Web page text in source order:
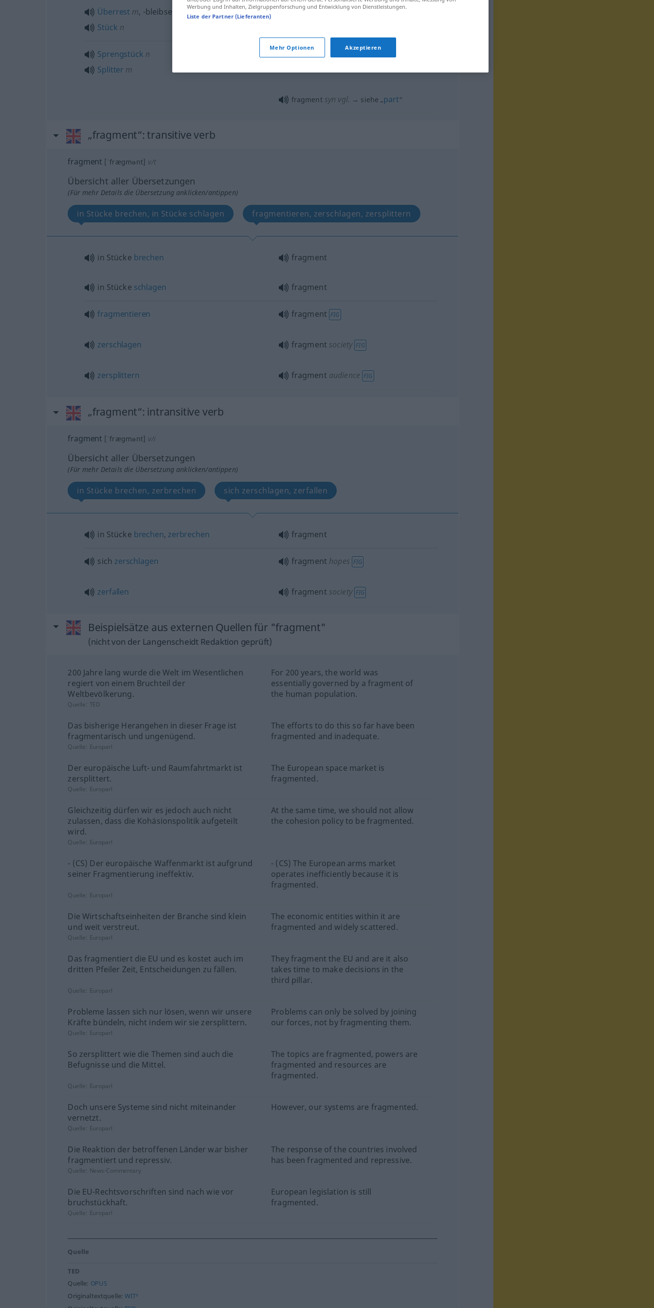
Überrest m, -bleibsel
Stück n
fragmentleftover, remainder
Sprengstück n
Splitter m
fragment
fragment syn vgl. → siehe „part“
„fragment“: transitive verb
fragment [ˈfrægmənt] v/t
Übersicht aller Übersetzungen
(Für mehr Details die Übersetzung anklicken/antippen)
in Stücke brechen, in Stücke schlagen fragmentieren, zerschlagen, zersplittern
in Stücke brechen fragment
in Stücke schlagen fragment
fragmentieren fragment FIG
zerschlagen fragment society FIG
zersplittern fragment audience FIG
„fragment“: intransitive verb
fragment [ˈfrægmənt] v/i
Übersicht aller Übersetzungen
(Für mehr Details die Übersetzung anklicken/antippen)
in Stücke brechen, zerbrechen sich zerschlagen, zerfallen
in Stücke brechen, zerbrechen fragment
sich zerschlagen fragment hopes FIG
zerfallen fragment society FIG
Beispielsätze aus externen Quellen für "fragment"
(nicht von der Langenscheidt Redaktion geprüft)
200 Jahre lang wurde die Welt im Wesentlichen
regiert von einem Bruchteil der
Weltbevölkerung.
For 200 years, the world was
essentially governed by a fragment of
the human population.
Quelle: TED
Das bisherige Herangehen in dieser Frage ist
fragmentarisch und ungenügend.
The efforts to do this so far have been
fragmented and inadequate.
Quelle: Europarl
Der europäische Luft- und Raumfahrtmarkt ist
zersplittert.
The European space market is
fragmented.
Quelle: Europarl
Gleichzeitig dürfen wir es jedoch auch nicht
zulassen, dass die Kohäsionspolitik aufgeteilt
wird.
At the same time, we should not allow
the cohesion policy to be fragmented.
Quelle: Europarl
- (CS) Der europäische Waffenmarkt ist aufgrund
seiner Fragmentierung ineffektiv.
- (CS) The European arms market
operates inefficiently because it is
fragmented.
Quelle: Europarl
Die Wirtschaftseinheiten der Branche sind klein
und weit verstreut.
The economic entities within it are
fragmented and widely scattered.
Quelle: Europarl
Das fragmentiert die EU und es kostet auch im
dritten Pfeiler Zeit, Entscheidungen zu fällen.
They fragment the EU and are it also
takes time to make decisions in the
third pillar.
Quelle: Europarl
Probleme lassen sich nur lösen, wenn wir unsere
Kräfte bündeln, nicht indem wir sie zersplittern.
Problems can only be solved by joining
our forces, not by fragmenting them.
Quelle: Europarl
So zersplittert wie die Themen sind auch die
Befugnisse und die Mittel.
The topics are fragmented, powers are
fragmented and resources are
fragmented.
Quelle: Europarl
Doch unsere Systeme sind nicht miteinander
vernetzt.
However, our systems are fragmented.
Quelle: Europarl
Die Reaktion der betroffenen Länder war bisher
fragmentiert und repressiv.
The response of the countries involved
has been fragmented and repressive.
Quelle: News-Commentary
Die EU-Rechtsvorschriften sind nach wie vor
bruchstückhaft.
European legislation is still
fragmented.
Quelle: Europarl
Quelle
TED
Quelle: OPUS
Originaltextquelle:WIT³
Werbung und Inhalten, Zielgruppenforschung und Entwicklung von Dienstleistungen.
Liste der Partner (Lieferanten)
Mehr Optionen Akzeptieren